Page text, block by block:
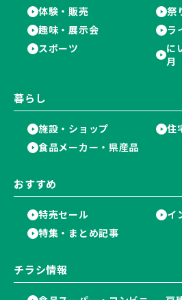
体験・販売
祭
趣味・展示会
ラ
スポーツ
に
月
暮らし
施設・ショップ
住
食品メーカー・県産品
おすすめ
特売セール
イ
特集・まとめ記事
チラシ情報